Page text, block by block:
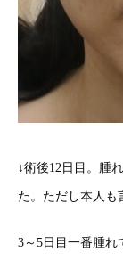
↓術後12日目。腫
た。ただし本人も
3～5日目一番腫れ